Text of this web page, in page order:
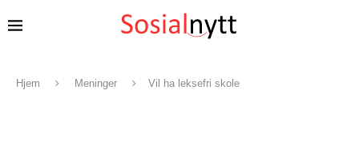
Hjem Meninger Vil ha leksefri skole